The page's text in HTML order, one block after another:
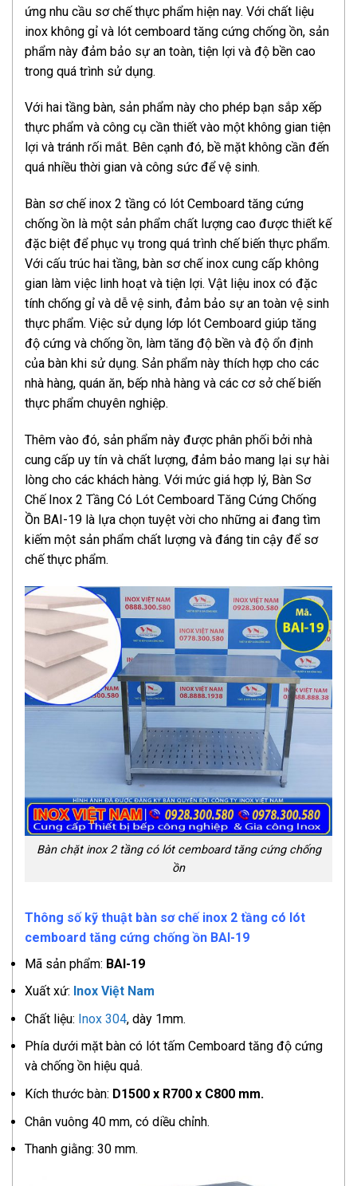
ứng nhu cầu sơ chế thực phẩm hiện nay. Với chất liệu
inox không gỉ và lót cemboard tăng cứng chống ồn, sản
phẩm này đảm bảo sự an toàn, tiện lợi và độ bền cao
trong quá trình sử dụng.
Với hai tầng bàn, sản phẩm này cho phép bạn sắp xếp
thực phẩm và công cụ cần thiết vào một không gian tiện
lợi và tránh rối mắt. Bên cạnh đó, bề mặt không cần đến
quá nhiều thời gian và công sức để vệ sinh.
Bàn sơ chế inox 2 tầng có lót Cemboard tăng cứng
chống ồn là một sản phẩm chất lượng cao được thiết kế
đặc biệt để phục vụ trong quá trình chế biến thực phẩm.
Với cấu trúc hai tầng, bàn sơ chế inox cung cấp không
gian làm việc linh hoạt và tiện lợi. Vật liệu inox có đặc
tính chống gỉ và dễ vệ sinh, đảm bảo sự an toàn vệ sinh
thực phẩm. Việc sử dụng lớp lót Cemboard giúp tăng
độ cứng và chống ồn, làm tăng độ bền và độ ổn định
của bàn khi sử dụng. Sản phẩm này thích hợp cho các
nhà hàng, quán ăn, bếp nhà hàng và các cơ sở chế biến
thực phẩm chuyên nghiệp.
Thêm vào đó, sản phẩm này được phân phối bởi nhà
cung cấp uy tín và chất lượng, đảm bảo mang lại sự hài
lòng cho các khách hàng. Với mức giá hợp lý, Bàn Sơ
Chế Inox 2 Tầng Có Lót Cemboard Tăng Cứng Chống
Ồn BAI-19 là lựa chọn tuyệt vời cho những ai đang tìm
kiếm một sản phẩm chất lượng và đáng tin cậy để sơ
chế thực phẩm.
Bàn chặt inox 2 tầng có lót cemboard tăng cứng chống
ồn
Thông số kỹ thuật bàn sơ chế inox 2 tầng có lót
cemboard tăng cứng chống ồn BAI-19
Mã sản phẩm: BAI-19
Xuất xứ: Inox Việt Nam
Chất liệu: Inox 304, dày 1mm.
Phía dưới mặt bàn có lót tấm Cemboard tăng độ cứng
và chống ồn hiệu quả.
Kích thước bàn: D1500 x R700 x C800 mm.
Chân vuông 40 mm, có diều chỉnh.
Thanh giằng: 30 mm.